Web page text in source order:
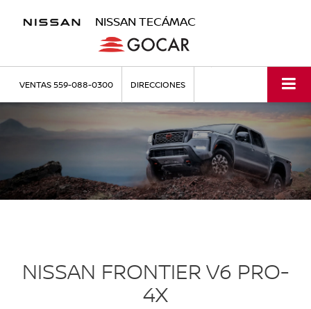
NISSAN TECÁMAC
VENTAS559-088-0300 DIRECCIONES
NISSAN FRONTIER V6 PRO-
4X